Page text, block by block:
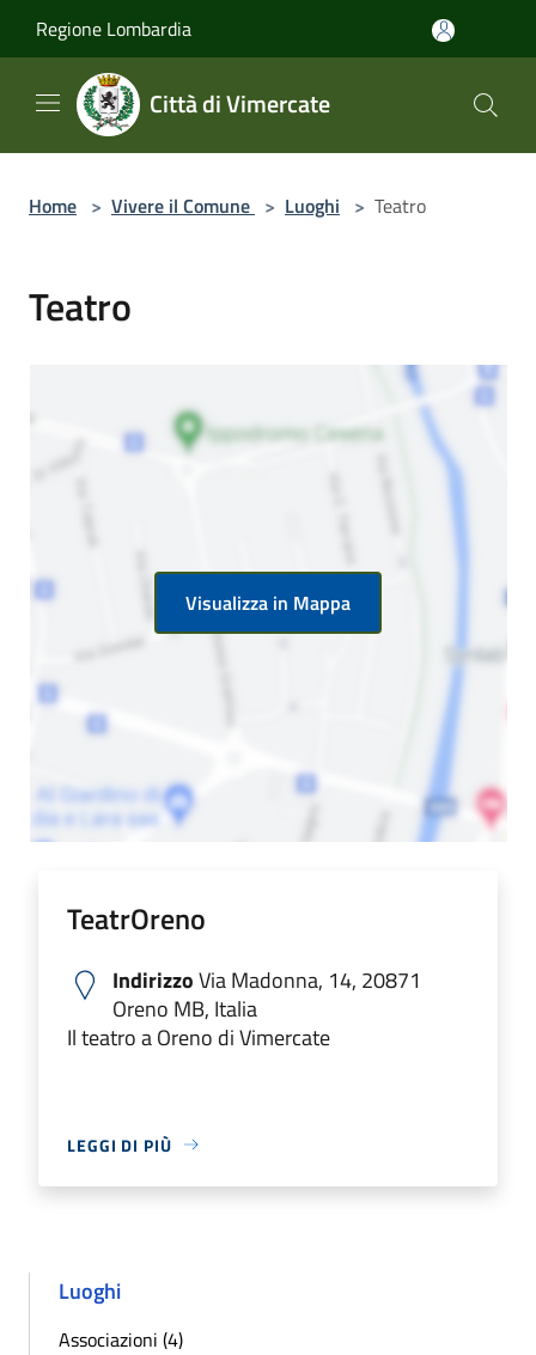
Regione Lombardia
Città di Vimercate
Home > Vivere il Comune > Luoghi > Teatro
Teatro
Visualizza in Mappa
TeatrOreno
IndirizzoVia Madonna, 14, 20871
Oreno MB, Italia
Il teatro a Oreno di Vimercate
LEGGI DI PIÙ
Luoghi
Associazioni (4)